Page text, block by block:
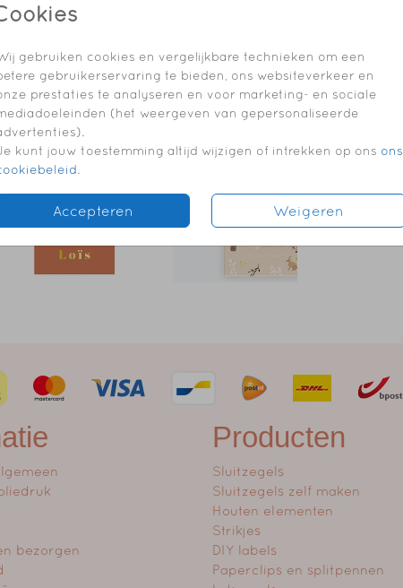
gebruiken cookies en vergelijkbare technieken om een
gebruikerservaring te bieden, ons websiteverkeer en
prestaties te analyseren en voor marketing- en sociale
(het weergeven van gepersonaliseerde
kunt jouw toestemming altijd wijzigen of intrekken op ons ons
.
Accepteren Weigeren
bezorgen
Producten
Sluitzegels
Sluitzegels zelf maken
Houten elementen
Strikjes
DIY labels
Paperclips en splitpennen